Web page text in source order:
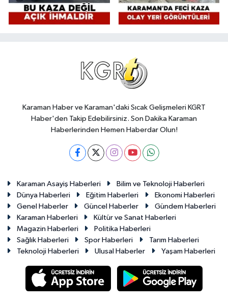
Karaman Haber ve Karaman'daki Sıcak Gelişmeleri KGRT
Haber'den Takip Edebilirsiniz. Son Dakika Karaman
Haberlerinden Hemen Haberdar Olun!
Karaman Asayiş Haberleri
Bilim ve Teknoloji Haberleri
Dünya Haberleri
Eğitim Haberleri
Ekonomi Haberleri
Genel Haberler
Güncel Haberler
Gündem Haberleri
Karaman Haberleri
Kültür ve Sanat Haberleri
Magazin Haberleri
Politika Haberleri
Sağlık Haberleri
Spor Haberleri
Tarım Haberleri
Teknoloji Haberleri
Ulusal Haberler Yaşam Haberleri